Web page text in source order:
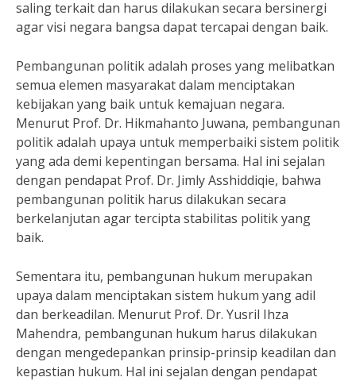
saling terkait dan harus dilakukan secara bersinergi
agar visi negara bangsa dapat tercapai dengan baik.
Pembangunan politik adalah proses yang melibatkan
semua elemen masyarakat dalam menciptakan
kebijakan yang baik untuk kemajuan negara.
Menurut Prof. Dr. Hikmahanto Juwana, pembangunan
politik adalah upaya untuk memperbaiki sistem politik
yang ada demi kepentingan bersama. Hal ini sejalan
dengan pendapat Prof. Dr. Jimly Asshiddiqie, bahwa
pembangunan politik harus dilakukan secara
berkelanjutan agar tercipta stabilitas politik yang
baik.
Sementara itu, pembangunan hukum merupakan
upaya dalam menciptakan sistem hukum yang adil
dan berkeadilan. Menurut Prof. Dr. Yusril Ihza
Mahendra, pembangunan hukum harus dilakukan
dengan mengedepankan prinsip-prinsip keadilan dan
kepastian hukum. Hal ini sejalan dengan pendapat